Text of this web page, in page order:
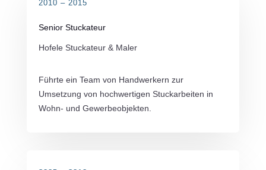
2010 – 2015
Senior Stuckateur
Hofele Stuckateur & Maler
Führte ein Team von Handwerkern zur
Umsetzung von hochwertigen Stuckarbeiten in
Wohn- und Gewerbeobjekten.